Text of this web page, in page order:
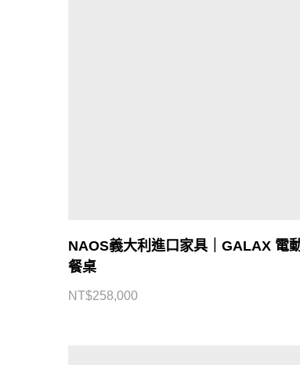
NAOS義大利進口家具｜GALAX 電
餐桌
NT$258,000